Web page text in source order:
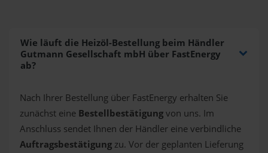
Wie läuft die Heizöl-Bestellung beim Händler
Gutmann Gesellschaft mbH über FastEnergy
ab?
Nach Ihrer Bestellung über FastEnergy erhalten Sie
zunächst eine Bestellbestätigungvon uns. Im
Anschluss sendet Ihnen der Händler eine verbindliche
Auftragsbestätigungzu. Vor der geplanten Lieferung